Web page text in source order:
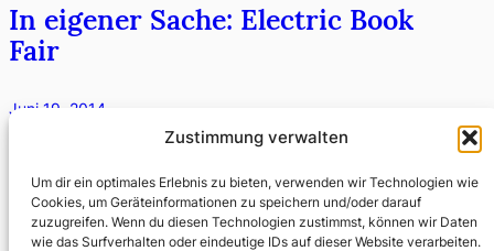
Zustimmung verwalten
Um dir ein optimales Erlebnis zu bieten, verwenden wir Technologien wie
Cookies, um Geräteinformationen zu speichern und/oder darauf
zuzugreifen. Wenn du diesen Technologien zustimmst, können wir Daten
wie das Surfverhalten oder eindeutige IDs auf dieser Website verarbeiten.
In eigener Sache: Electric Book
Fair
Juni 19, 2014
Am Samstag, den 21. Juni 2014 findet im Berliner
mitorganisiert von Fabian Thomas, dem Herausgeber
von…